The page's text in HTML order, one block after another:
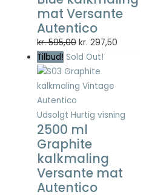
mat Versante
Autentico
kr.595,00 Den
oprindelige
pris
var:
kr. 297,50
Tilbud! Sold Out!
Udsolgt Hurtig visning
2500 ml
Graphite
kalkmaling
Versante mat
Autentico
hvordan de
besøgende
interagerer
med
hjemmesider
ved at
indsamle og
rapportere
oplysninger
anonymt.
Oplevelse
For at vores
hjemmeside
skal fungere